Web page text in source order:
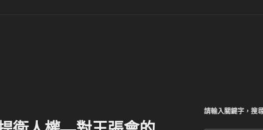
請輸入關鍵字，搜